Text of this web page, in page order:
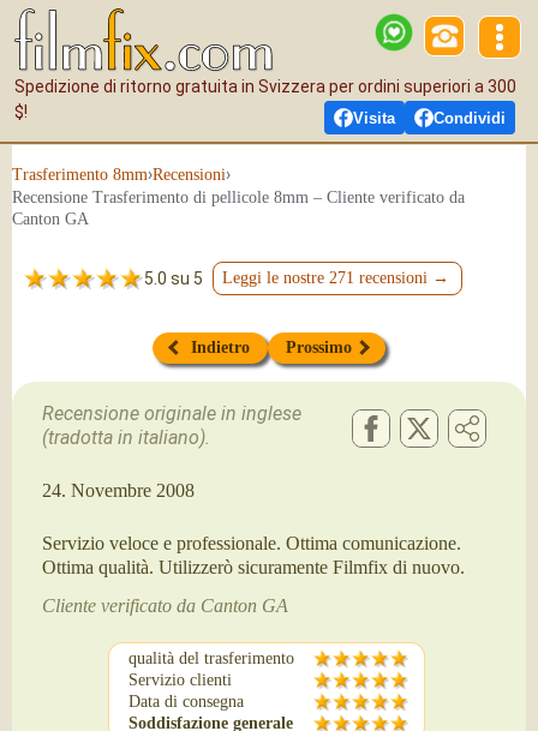
Visita Condividi
Spedizione di ritorno gratuita in Svizzera per ordini superiori a 300
$!
Tras­fe­ri­men­to 8mm›Recensioni›
Recensione Trasferimento di pellicole 8mm – Cliente verificato da
Canton GA
5.0 su 5 Leggi le nostre 271 recensioni →
Indietro Prossimo
Recensione originale in inglese
(tradotta in italiano).
24. Novembre 2008
Servizio veloce e professionale. Ottima comunicazione.
Ottima qualità. Utilizzerò sicuramente Filmfix di nuovo.
Cliente verificato da Canton GA
qualità del trasferimento
Servizio clienti
Data di consegna
Soddisfazione generale